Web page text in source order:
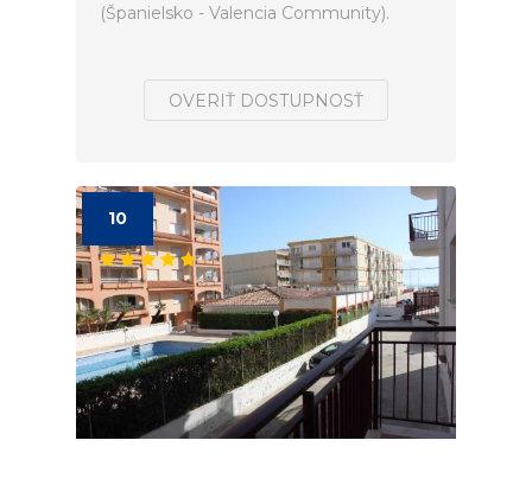
(Španielsko - Valencia Community).
OVERIŤ DOSTUPNOSŤ
10